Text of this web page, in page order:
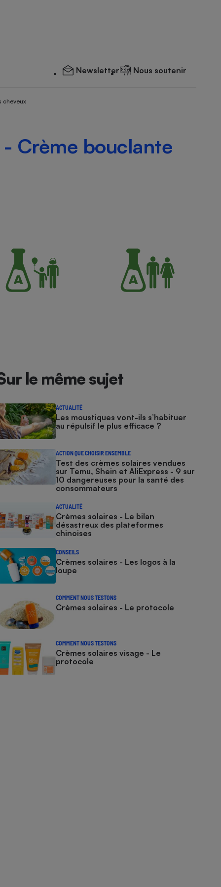
Newsletter Nous soutenir
cheveux
- Crème bouclante
le même sujet
ACTUALITÉ
Les moustiques vont-ils s’habituer
au répulsif le plus efficace ?
ACTION QUE CHOISIR ENSEMBLE
Test des crèmes solaires vendues
sur Temu, Shein et AliExpress - 9 sur
10 dangereuses pour la santé des
consommateurs
ACTUALITÉ
Crèmes solaires - Le bilan
désastreux des plateformes
chinoises
CONSEILS
Crèmes solaires - Les logos à la
loupe
COMMENT NOUS TESTONS
Crèmes solaires - Le protocole
COMMENT NOUS TESTONS
Crèmes solaires visage - Le
protocole